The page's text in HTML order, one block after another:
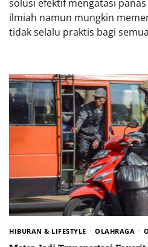
solusi efektif mengatasi
ilmiah namun mungkin
tidak selalu praktis bagi
HIBURAN & LIFESTYLE OLAHRAGA